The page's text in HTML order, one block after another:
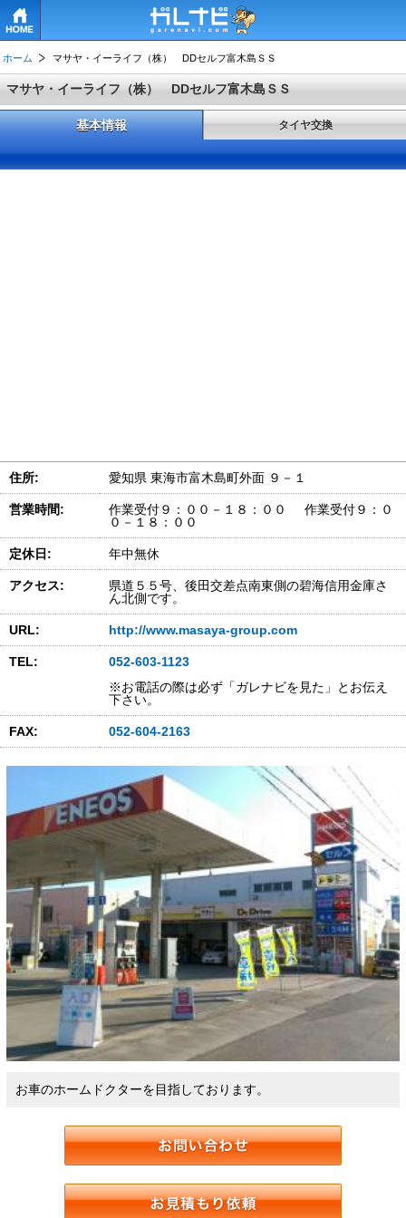
ホーム マサヤ・イーライフ（株） DDセルフ富木島ＳＳ
マサヤ・イーライフ（株） DDセルフ富木島ＳＳ
基本情報 タイヤ交換
住所: 愛知県 東海市富木島町外面 ９－１
営業時間:
作業受付９：００－１８：００ 作業受付９：０
０－１８：００
定休日: 年中無休
アクセス:
県道５５号、後田交差点南東側の碧海信用金庫さ
ん北側です。
URL: http://www.masaya-group.com
TEL:
052-603-1123
※お電話の際は必ず「ガレナビを見た」とお伝え
下さい。
FAX: 052-604-2163
お車のホームドクターを目指しております。